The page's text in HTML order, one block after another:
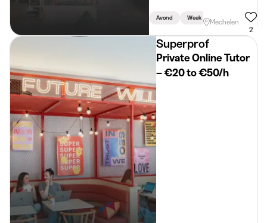
Avond Week Weekend
Mechelen
2
Superprof
Private Online Tutor
– €20 to €50/h